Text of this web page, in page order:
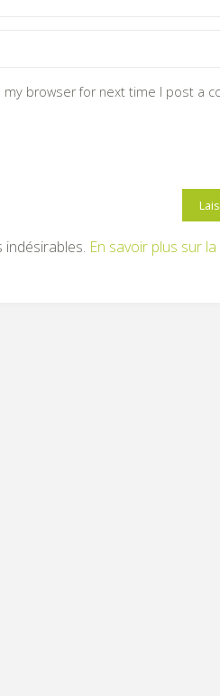
my browser for next time I post a
indésirables. En savoir plus sur